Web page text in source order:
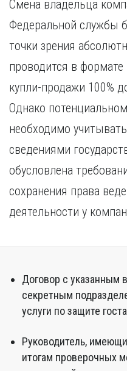
Смена владельца
Федеральной службы
точки зрения
проводится в
купли-продажи 100%
Однако
необходимо
сведениями
обусловлена
сохранения права
деятельности у
Договор с указанным
секретным
услуги по защите
Руководитель,
итогам проверочных